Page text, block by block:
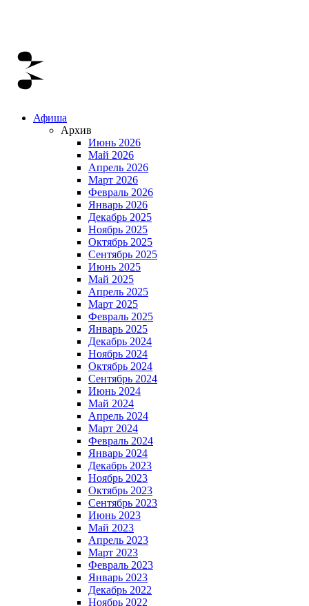
Афиша
Архив
Июнь 2026
Май 2026
Апрель 2026
Март 2026
Февраль 2026
Январь 2026
Декабрь 2025
Ноябрь 2025
Октябрь 2025
Сентябрь 2025
Июнь 2025
Май 2025
Апрель 2025
Март 2025
Февраль 2025
Январь 2025
Декабрь 2024
Ноябрь 2024
Октябрь 2024
Сентябрь 2024
Июнь 2024
Май 2024
Апрель 2024
Март 2024
Февраль 2024
Январь 2024
Декабрь 2023
Ноябрь 2023
Октябрь 2023
Сентябрь 2023
Июнь 2023
Май 2023
Апрель 2023
Март 2023
Февраль 2023
Январь 2023
Декабрь 2022
Ноябрь 2022